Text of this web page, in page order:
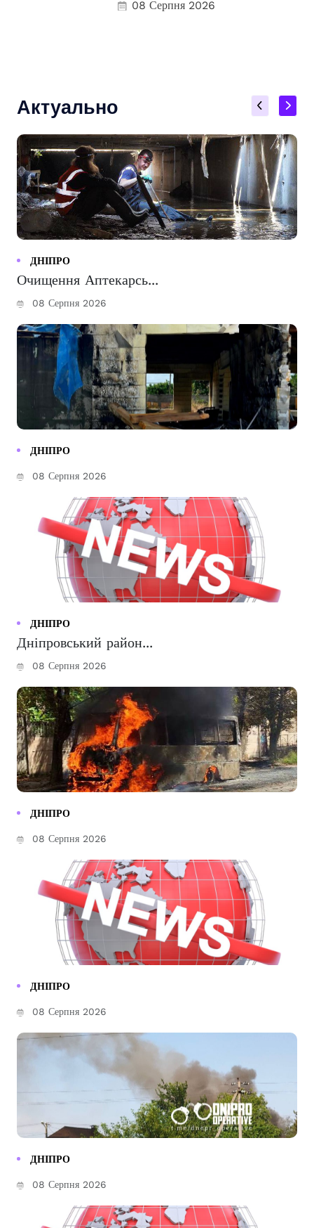
08 Серпня 2026
Актуально
ДНІПРО
Очищення Аптекарсь...
08 Серпня 2026
ДНІПРО
08 Серпня 2026
ДНІПРО
Дніпровський район...
08 Серпня 2026
ДНІПРО
08 Серпня 2026
ДНІПРО
08 Серпня 2026
ДНІПРО
08 Серпня 2026